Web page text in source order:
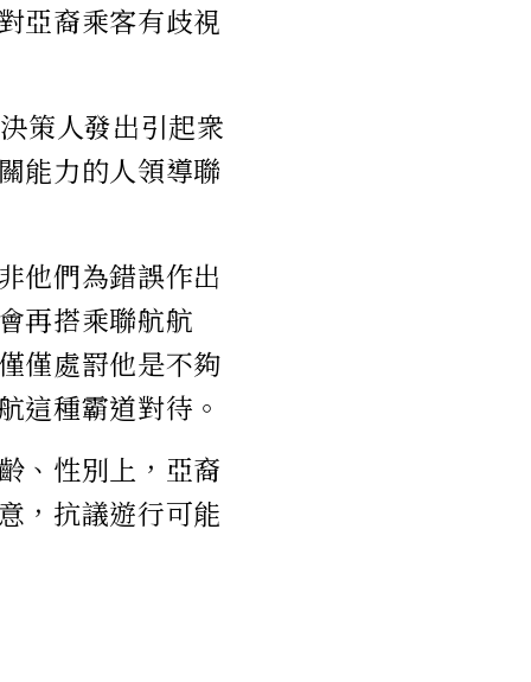
亞裔乘客有歧視
策人發出引起衆
能力的人領導聯
他們為錯誤作出
再搭乘聯航航
僅處罸他是不夠
這種霸道對待。
、性別上，亞裔
，抗議遊行可能